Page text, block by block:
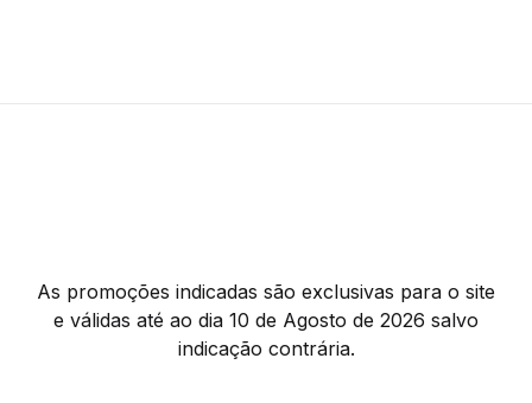
As promoções indicadas são exclusivas para o site
e válidas até ao dia 10 de Agosto de 2026 salvo
indicação contrária.